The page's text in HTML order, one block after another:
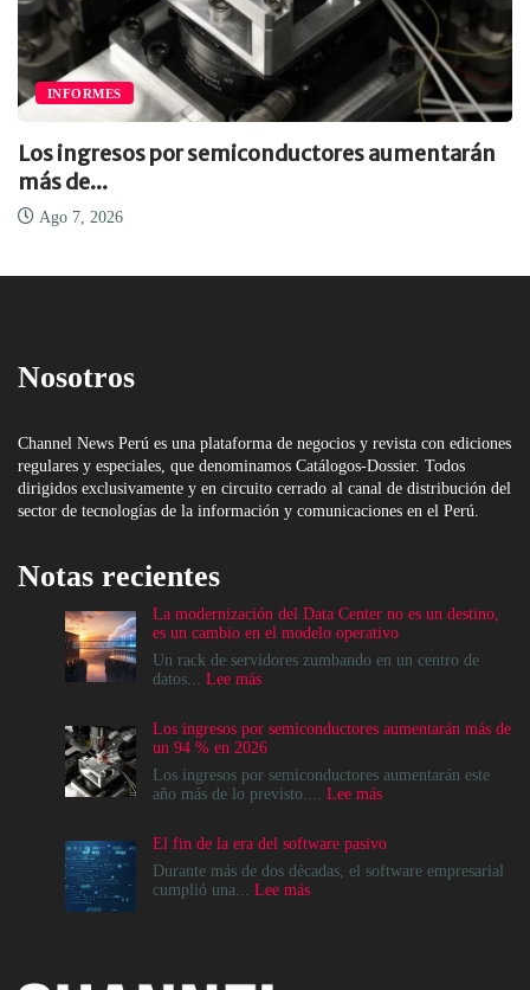
INFORMES
Los ingresos por semiconductores aumentarán
más de...
Ago 7, 2026
Nosotros
Channel News Perú es una plataforma de negocios y revista con ediciones
regulares y especiales, que denominamos Catálogos-Dossier. Todos
dirigidos exclusivamente y en circuito cerrado al canal de distribución del
sector de tecnologías de la información y comunicaciones en el Perú.
Notas recientes
La modernización del Data Center no es un destino,
es un cambio en el modelo operativo
Un rack de servidores zumbando en un centro de
datos... Lee más:
del
Data
Center
no
destino,
es
un
operativo
Los ingresos por semiconductores aumentarán más de
un 94 % en 2026
Los ingresos por semiconductores aumentarán este
año más de lo previsto.... Lee más:
por
semiconductores
El fin de la era del software pasivo
Durante más de dos décadas, el software empresarial
cumplió una... Lee más: